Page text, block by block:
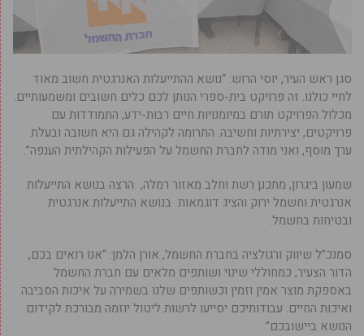
סגן ראש העיר, יוסי הרוש: “נושא ההתייעלות האנרגטית חשוב מאוד
לחיי כולנו. זה פרויקט בית-ספרי הנותן לכם כלים חשובים ומשמעותיים.
מכלול הפרויקט תורם במיומנויות חיים רבות-ידע, התמודדות עם
פרויקטים, יצירתיות וחשיבה. התרומה לקהילה גם היא חשובה ובעלת
ערך מוסף, ואני מודה לחברת החשמל על הפעילות הקהילתית הענפה”.
שמעון ביגרון, מתכנן רשת וחלב מאזור רמלה, הרצה בנושא התייעלות
אנרגטית וחשמל ירוק והציג דוגמאות בנושא התייעלות אנרגטית
ובטיחות בחשמל.
סמנכ”ל שיווק ורגולציה בחברת החשמל, אורן הלמן: “אנו רואים בכם,
הדור הצעיר, כמחוללי שינוי ושותפים מלאים עם חברת החשמל
באספקת מוצר אמין וזמין וכשותפים שלנו בשמירה על איכות הסביבה
ואיכות החיים. עבודותיכם יסייעו לרשות ליטול יוזמה מבורכת לקידום
הנושא ביישובכם” .